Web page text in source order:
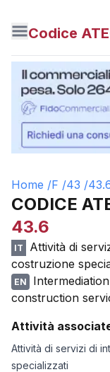
Codice
Home /F /43 /
CODICE
43.6
IT
Attività di
costruzione
EN
construction
Attività
Attività di servizi di
specializzati